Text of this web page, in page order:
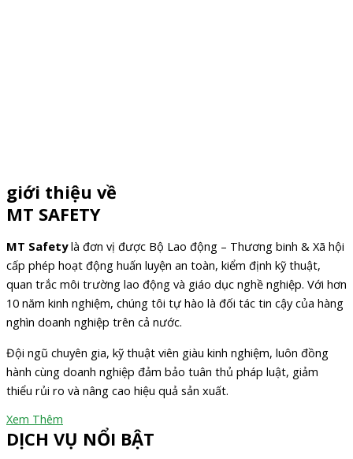
giới thiệu về
MT SAFETY
MT Safetylà đơn vị được Bộ Lao động – Thương binh & Xã hội
cấp phép hoạt động huấn luyện an toàn, kiểm định kỹ thuật,
quan trắc môi trường lao động và giáo dục nghề nghiệp. Với hơn
10 năm kinh nghiệm, chúng tôi tự hào là đối tác tin cậy của hàng
nghìn doanh nghiệp trên cả nước.
Đội ngũ chuyên gia, kỹ thuật viên giàu kinh nghiệm, luôn đồng
hành cùng doanh nghiệp đảm bảo tuân thủ pháp luật, giảm
thiểu rủi ro và nâng cao hiệu quả sản xuất.
Xem Thêm
DỊCH VỤ NỔI BẬT